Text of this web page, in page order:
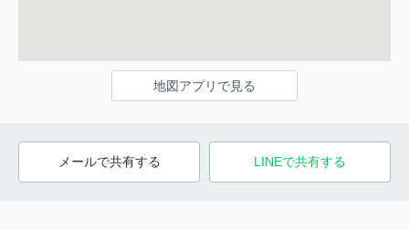
地図アプリで見る
メールで共有する LINEで共有する